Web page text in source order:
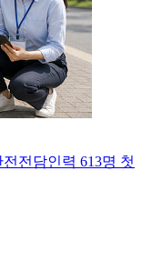
전담인력 613명 첫